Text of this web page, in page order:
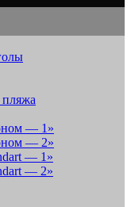
пляжа
— 1»
— 2»
— 1»
— 2»